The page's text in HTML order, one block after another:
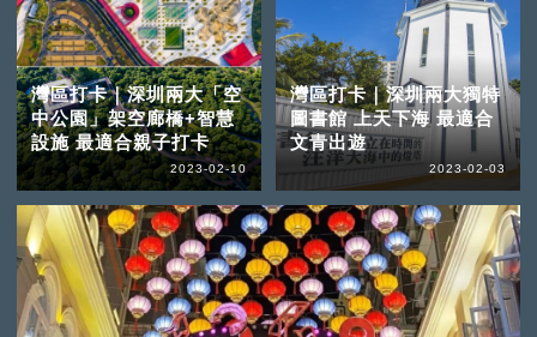
灣區打卡｜深圳兩大「空
中公園」架空廊橋+智慧
設施 最適合親子打卡
2023-02-10
灣區打卡｜深圳兩大獨特
圖書館 上天下海 最適合
文青出遊
2023-02-03